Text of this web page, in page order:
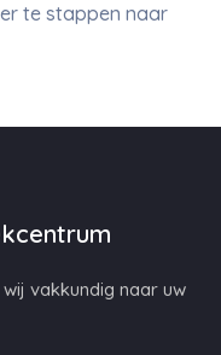
te stappen naar
vakkundig naar uw